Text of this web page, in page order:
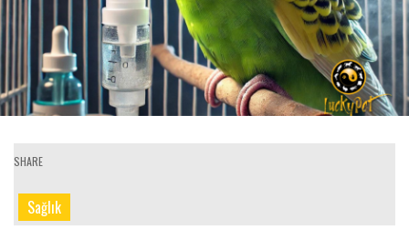
SHARE
Sağlık